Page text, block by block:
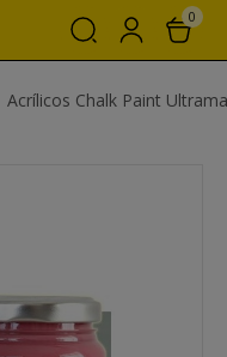
0
Acrílicos Chalk Paint